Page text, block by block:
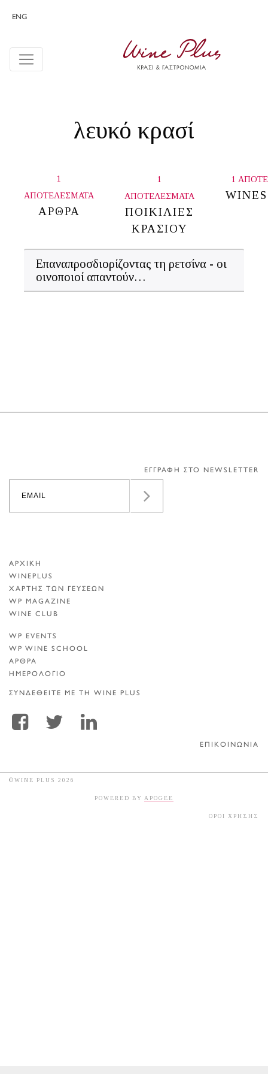
ENG
λευκό κρασί
1
ΑΠΟΤΕΛΕΣΜΑΤΑ
ΑΡΘΡΑ
1
ΑΠΟΤΕΛΕΣΜΑΤΑ
ΠΟΙΚΙΛΙΕΣ
ΚΡΑΣΙΟΥ
1
Επαναπροσδιορίζοντας τη ρετσίνα - οι
οινοποιοί απαντούν…
ΕΓΓΡΑΦΗ ΣΤΟ NEWSLETTER
ΑΡΧΙΚΗ
WINEPLUS
ΧΑΡΤΗΣ ΤΩΝ ΓΕΥΣΕΩΝ
WP MAGAZINE
WINE CLUB
WP EVENTS
WP WINE SCHOOL
ΑΡΘΡΑ
ΗΜΕΡΟΛΟΓΙΟ
ΣΥΝΔΕΘΕΙΤΕ ΜΕ ΤΗ WINE PLUS
ΕΠΙΚΟΙΝΩΝΙΑ
©WINE PLUS 2026
POWERED BY APOGEE
ΟΡΟΙ ΧΡΗΣΗΣ